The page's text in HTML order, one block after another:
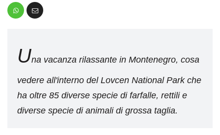
Una vacanza rilassante in Montenegro, cosa
vedere all'interno del Lovcen National Park che
ha oltre 85 diverse specie di farfalle, rettili e
diverse specie di animali di grossa taglia.